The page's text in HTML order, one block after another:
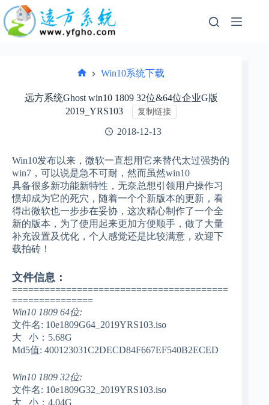
过
内
页
Win10系统下载
远方系统Ghost win10 1809 32位&64位企业G版
2019_YRS103
复制链接
2018-12-13
Win10发布以来，微软一直想用它来替代太过强势的
win7，可以说是急不可耐，然而虽然win10
具备很多新功能新特性，无奈总想引领用户操作习
惯却成为它的死穴，随着一个个新版本的更新，看
得出微软也一步步在妥协，这次精心制作了一个全
新的版本，为了使用起来更加方便顺手，做了大量
补充设置及优化，个人感觉还是比较满意，欢迎下
载拍砖！
文件信息：
========================================
===============
Win10 1809 64位:
文件名: 10e1809G64_2019YRS103.iso
大 小：5.68G
Md5值: 400123031C2DECD84F667EF540B2ECED
Win10 1809 32位:
文件名: 10e1809G32_2019YRS103.iso
大 小：4.04G